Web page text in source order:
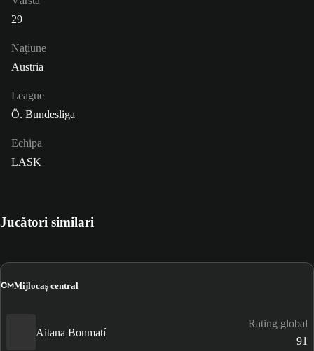
29
Naţiune
Austria
League
Ö. Bundesliga
Echipa
LASK
Jucători similari
CMMijlocaș central
Aitana Bonmatí
Rating global
91